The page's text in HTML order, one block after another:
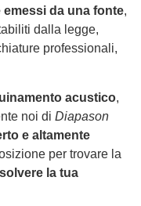
da una fonte,
dalla legge,
professionali,
acustico,
noi di Diapason
e altamente
per trovare la
la tua